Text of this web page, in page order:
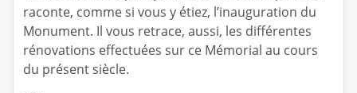
raconte, comme si vous y étiez, l’inauguration du
Monument. Il vous retrace, aussi, les différentes
rénovations effectuées sur ce Mémorial au cours
du présent siècle.